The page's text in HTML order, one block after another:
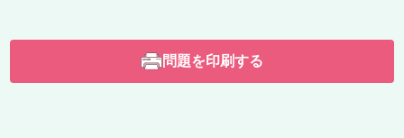
問題を印刷する